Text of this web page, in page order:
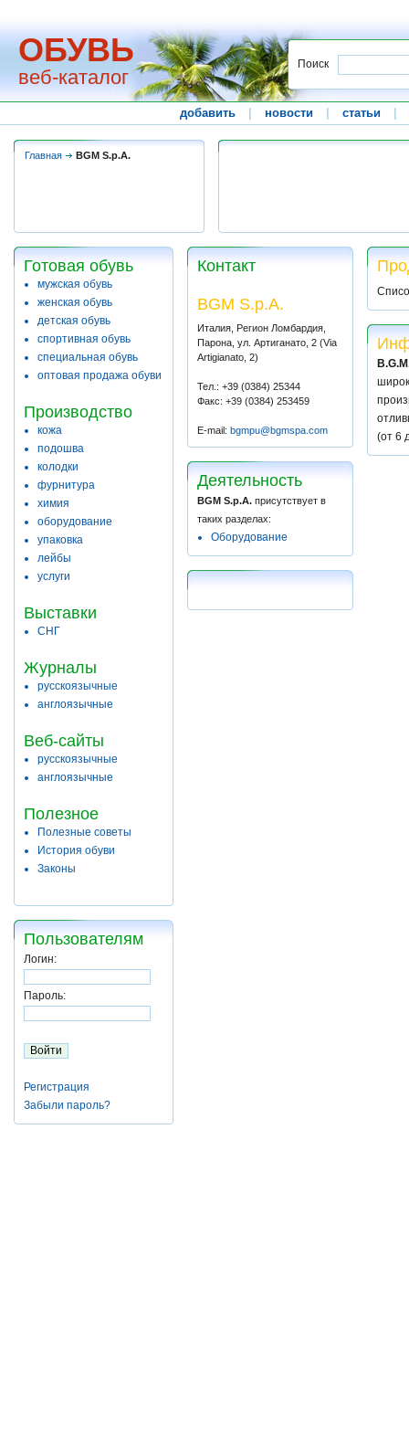
ОБУВЬ
веб-каталог
Поиск
добавить новости статьи
Главная BGM S.p.A.
Готовая обувь
мужская обувь
женская обувь
детская обувь
спортивная обувь
специальная обувь
оптовая продажа обуви
Производство
кожа
подошва
колодки
фурнитура
химия
оборудование
упаковка
лейбы
услуги
Выставки
СНГ
Журналы
русскоязычные
англоязычные
Веб-сайты
русскоязычные
англоязычные
Полезное
Полезные советы
История обуви
Законы
Пользователям
Логин:
Пароль:
Регистрация
Забыли пароль?
Контакт
BGM S.p.A.
Италия, Регион Ломбардия,
Парона, ул. Артиганато, 2 (Via
Artigianato, 2)
Тел.: +39 (0384) 25344
Факс: +39 (0384) 253459
E-mail: bgmpu@bgmspa.com
Деятельность
BGM S.p.A. присутствует в
таких разделах:
Оборудование
(от 6